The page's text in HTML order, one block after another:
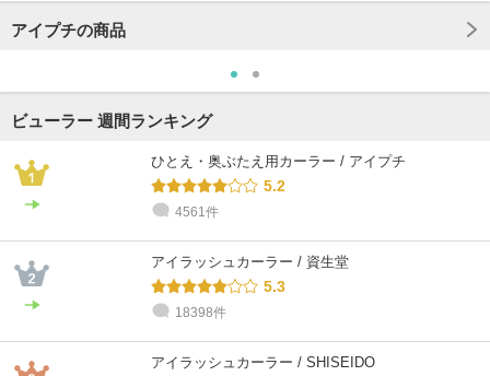
アイプチの商品
ビューラー 週間ランキング
ひとえ・奥ぶたえ用カーラー / アイプチ
5.2
4561件
アイラッシュカーラー / 資生堂
5.3
18398件
アイラッシュカーラー / SHISEIDO